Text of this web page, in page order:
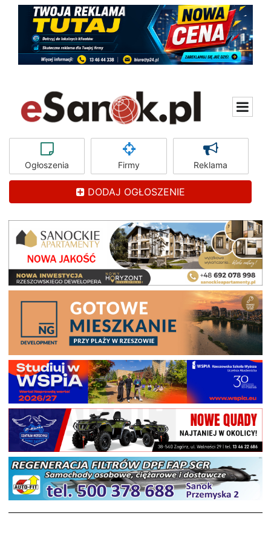
Ogłoszenia Firmy Reklama
DODAJ OGŁOSZENIE